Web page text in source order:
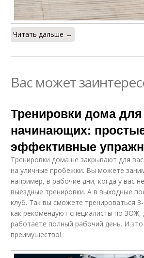
Читать дальше →
Вас может
Тренировки дома для
начинающих:
эффективные
Тренировки дома не закрывают для
на уличные пробежки. Вы можете
например, в рабочие дни, когда у вас
выездные тренировки. А в выходные
клуб. Так вы сможете тренироваться
как рекомендуют специалисты по ЗОЖ,
работаете полный рабочий день. И
преимущество!